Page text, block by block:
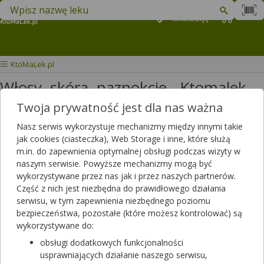
lokalizację
Znajdź lek w swojej okolicy
KtoMaLek.pl
Włosy, skóra, paznokcie - Ktomalek
Wybierz grupę produktów
Witaminy i składniki mineralne wspomagającewłosy, skórę,
paznokciestymulują odnowę tkankową i wspomagają naturalne
procesy regeneracyjne. Niedobór witamin w organizmie zaburza
ogólny metabolizm składników odżywczych, czego objawem jest
sucha skóra z zaburzeniami pracy gruczołów łojowych, tzn.
łuszczenie się skóry wraz z pojawiającymi się na niej ogniskami
zapalnymi gruczołów łojowych w postaci trądziku. Suplementy diety
regenerującym i nawilżającym, przeciwdziałającym procesom
starzenia się skóry, zapewniającym odpowiedni poziom jędrności i
Twoja prywatność jest dla nas ważna
Nasz serwis wykorzystuje mechanizmy między innymi takie
jak cookies (ciasteczka), Web Storage i inne, które służą
m.in. do zapewnienia optymalnej obsługi podczas wizyty w
naszym serwisie. Powyższe mechanizmy mogą być
wykorzystywane przez nas jak i przez naszych partnerów.
Część z nich jest niezbędna do prawidłowego działania
serwisu, w tym zapewnienia niezbędnego poziomu
bezpieczeństwa, pozostałe (które możesz kontrolować) są
wykorzystywane do:
obsługi dodatkowych funkcjonalności
usprawniających działanie naszego serwisu,